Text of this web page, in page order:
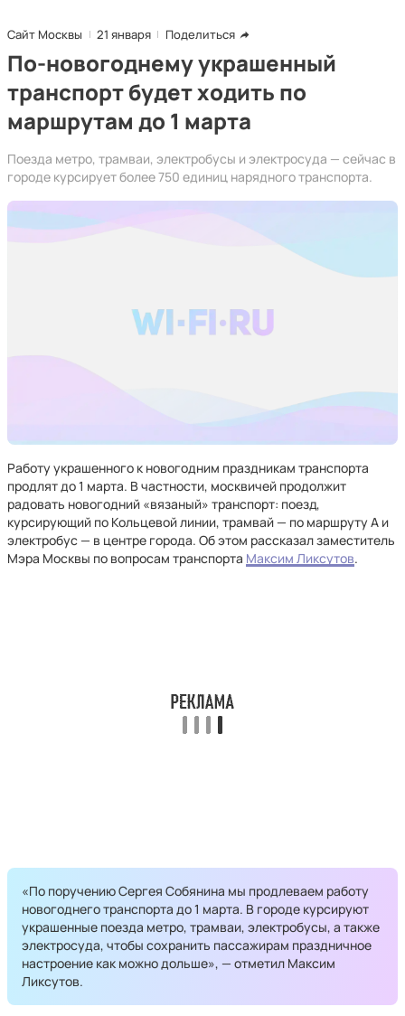
Сайт Москвы 21 января Поделиться
По-новогоднему украшенный
транспорт будет ходить по
маршрутам до 1 марта
Поезда метро, трамваи, электробусы и электросуда — сейчас в
городе курсирует более 750 единиц нарядного транспорта.
Работу украшенного к новогодним праздникам транспорта
продлят до 1 марта. В частности, москвичей продолжит
радовать новогодний «вязаный» транспорт: поезд,
курсирующий по Кольцевой линии, трамвай — по маршруту А и
электробус — в центре города. Об этом рассказал заместитель
Мэра Москвы по вопросам транспорта Максим Ликсутов.
«По поручению Сергея Собянина мы продлеваем работу
новогоднего транспорта до 1 марта. В городе курсируют
украшенные поезда метро, трамваи, электробусы, а также
электросуда, чтобы сохранить пассажирам праздничное
настроение как можно дольше», — отметил Максим
Ликсутов.